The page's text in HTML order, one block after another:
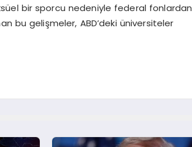
bir sporcu nedeniyle federal fonlardan
bu gelişmeler, ABD’deki üniversiteler